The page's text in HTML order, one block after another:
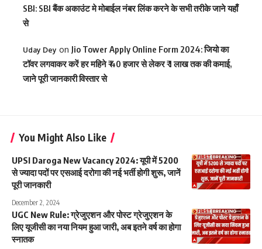
SBI: SBI बैंक अकाउंट मे मोबाईल नंबर लिंक करने के सभी तरीके जाने यहाँ
से
Uday Dey on Jio Tower Apply Online Form 2024: जियो का
टॉवर लगवाकर करें हर महिने ₹ 40 हजार से लेकर ₹ 1 लाख तक की कमाई,
जाने पूरी जानकारी विस्तार से
You Might Also Like
UPSI Daroga New Vacancy 2024: यूपी में 5200
से ज्यादा पदों पर एसआई दरोगा की नई भर्ती होगी शुरू, जानें
पूरी जानकारी
December 2, 2024
UGC New Rule: ग्रेजुएशन और पोस्ट ग्रेजुएशन के
लिए यूजीसी का नया नियम हुआ जारी, अब इतने वर्ष का होगा
स्नातक